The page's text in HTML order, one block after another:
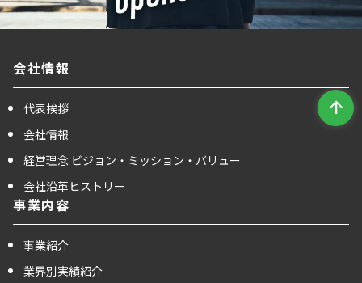
会社情報
代表挨拶
会社情報
経営理念 ビジョン・ミッション・バリュー
会社沿革ヒストリー
事業内容
事業紹介
業界別実績紹介
arrow_upward